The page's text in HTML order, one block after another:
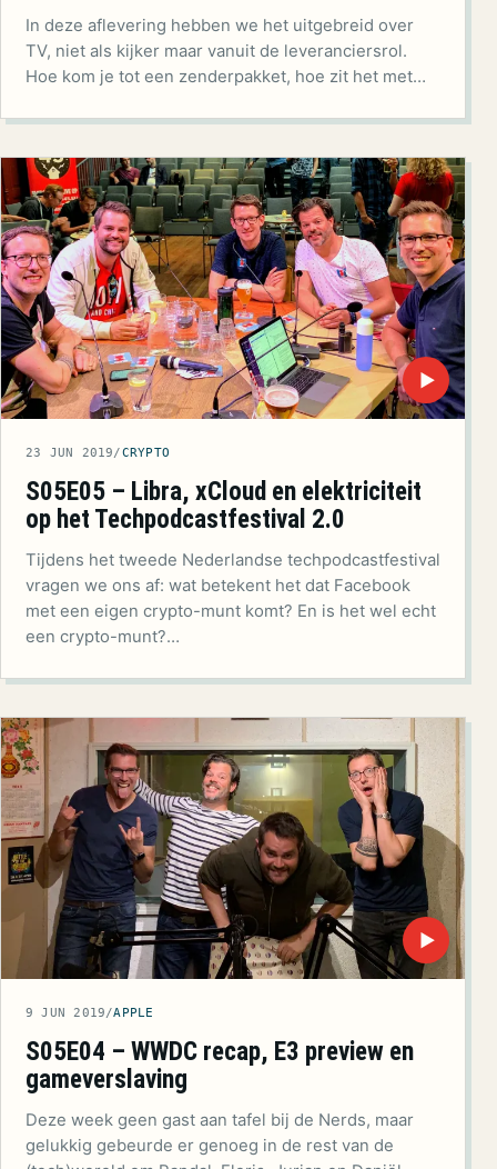
In deze aflevering hebben we het uitgebreid over
TV, niet als kijker maar vanuit de leveranciersrol.
Hoe kom je tot een zenderpakket, hoe zit het met…
▶
23 JUN 2019/CRYPTO
S05E05 – Libra, xCloud en elektriciteit
op het Techpodcastfestival 2.0
Tijdens het tweede Nederlandse techpodcastfestival
vragen we ons af: wat betekent het dat Facebook
met een eigen crypto-munt komt? En is het wel echt
een crypto-munt?…
▶
9 JUN 2019/APPLE
S05E04 – WWDC recap, E3 preview en
gameverslaving
Deze week geen gast aan tafel bij de Nerds, maar
gelukkig gebeurde er genoeg in de rest van de